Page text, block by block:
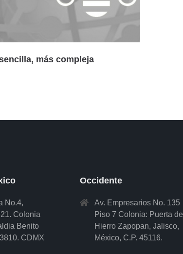
más compleja
No.4,
Colonia
Benito
CDMX
Occidente
Av. Empresarios No. 135
Piso 7 Colonia: Puerta de
Hierro Zapopan, Jalisco,
México, C.P. 45116.